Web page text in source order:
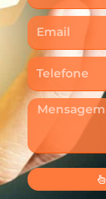
Email
Telefone
Mensagem